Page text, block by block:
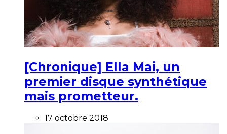
[Chronique] Ella Mai, un
premier disque synthétique
mais prometteur.
17 octobre 2018